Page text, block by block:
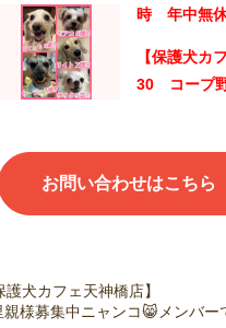
時 年中無
【保護犬カ
30 コープ
お問い合わせはこちら
犬カフェ天神橋店】
様募集中ニャンコ😸メンバー